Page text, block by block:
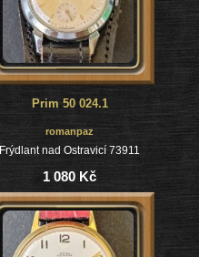
Prim 50 024.1
romanpaz
Frýdlant nad Ostravicí 73911
1 080 Kč